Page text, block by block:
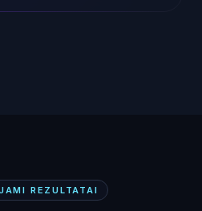
REZULTATAI